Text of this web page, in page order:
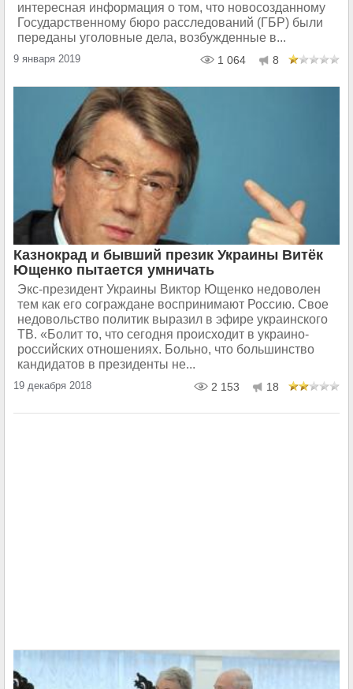
интересная информация о том, что новосозданному
Государственному бюро расследований (ГБР) были
переданы уголовные дела, возбужденные в...
9 января 2019 1 064 8
Казнокрад и бывший презик Украины Витёк
Ющенко пытается умничать
Экс-президент Украины Виктор Ющенко недоволен
тем как его сограждане воспринимают Россию. Свое
недовольство политик выразил в эфире украинского
ТВ. «Болит то, что сегодня происходит в украино-
российских отношениях. Больно, что большинство
кандидатов в президенты не...
19 декабря 2018 2 153 18